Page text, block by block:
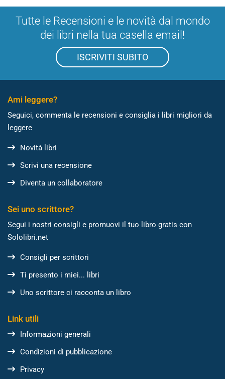
Tutte le Recensioni e le novità dal mondo
dei libri nella tua casella email!
ISCRIVITI SUBITO
Ami leggere?
Seguici, commenta le recensioni e consiglia i libri migliori da
leggere
Novità libri
Scrivi una recensione
Diventa un collaboratore
Sei uno scrittore?
Segui i nostri consigli e promuovi il tuo libro gratis con
Sololibri.net
Consigli per scrittori
Ti presento i miei... libri
Uno scrittore ci racconta un libro
Link utili
Informazioni generali
Condizioni di pubblicazione
Privacy